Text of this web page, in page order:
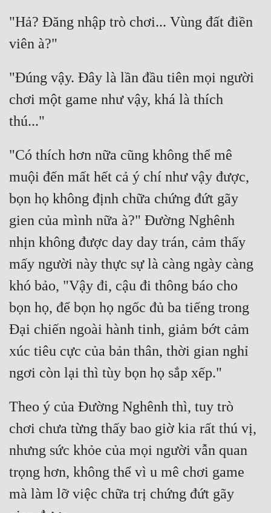
"Hả? Đăng nhập trò chơi... Vùng đất điền
"Đúng vậy. Đây là lần đầu tiên mọi người
chơi một game như vậy, khá là thích
"Có thích hơn nữa cũng không thể mê
muội đến mất hết cả ý chí như vậy được,
bọn họ không định chữa chứng đứt gãy
gien của mình nữa à?" Đường Nghênh
nhịn không được day day trán, cảm thấy
mấy người này thực sự là càng ngày càng
khó bảo, "Vậy đi, cậu đi thông báo cho
bọn họ, để bọn họ ngốc đủ ba tiếng trong
Đại chiến ngoài hành tinh, giảm bớt cảm
xúc tiêu cực của bản thân, thời gian nghỉ
Theo ý của Đường Nghênh thì, tuy trò
chơi chưa từng thấy bao giờ kia rất thú vị,
nhưng sức khỏe của mọi người vẫn quan
trọng hơn, không thể vì u mê chơi game
mà làm lỡ việc chữa trị chứng đứt gãy